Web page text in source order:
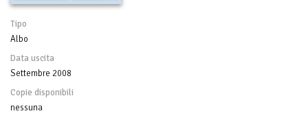
Tipo
Albo
Data uscita
Settembre 2008
Copie disponibili
nessuna